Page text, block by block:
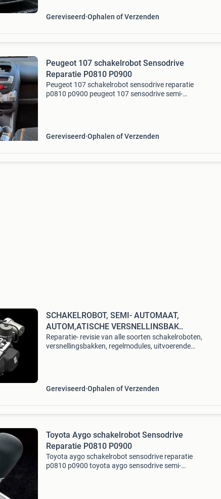
Gereviseerd Ophalen of Verzenden
Peugeot 107 schakelrobot Sensodrive
Reparatie P0810 P0900
Peugeot 107 schakelrobot sensodrive reparatie
p0810 p0900 peugeot 107 sensodrive semi-
Gereviseerd Ophalen of Verzenden
SCHAKELROBOT, SEMI- AUTOMAAT,
AUTOM,ATISCHE VERSNELLINSBAK..
Reparatie- revisie van alle soorten schakelroboten,
versnellingsbakken, regelmodules, uitvoerende
Gereviseerd Ophalen of Verzenden
Toyota Aygo schakelrobot Sensodrive
Reparatie P0810 P0900
Toyota aygo schakelrobot sensodrive reparatie
p0810 p0900 toyota aygo sensodrive semi-